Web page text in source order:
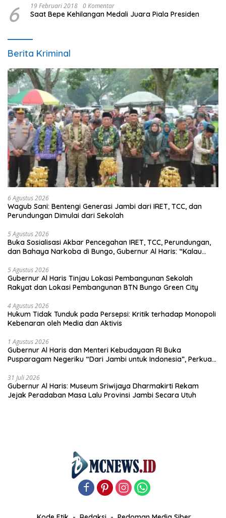
6 19 Februari 2018 0 Komentar
Saat Bepe Kehilangan Medali Juara Piala Presiden
Berita Kriminal
6 Agustus 2026
Wagub Sani: Bentengi Generasi Jambi dari IRET, TCC, dan
Perundungan Dimulai dari Sekolah
5 Agustus 2026
Buka Sosialisasi Akbar Pencegahan IRET, TCC, Perundungan,
dan Bahaya Narkoba di Bungo, Gubernur Al Haris: “Kalau
tangan”
5 Agustus 2026
Gubernur Al Haris Tinjau Lokasi Pembangunan Sekolah
Rakyat dan Lokasi Pembangunan BTN Bungo Green City
4 Agustus 2026
Hukum Tidak Tunduk pada Persepsi: Kritik terhadap Monopoli
Kebenaran oleh Media dan Aktivis
1 Agustus 2026
Gubernur Al Haris dan Menteri Kebudayaan RI Buka
Pusparagam Negeriku “Dari Jambi untuk Indonesia”, Perkuat
31 Juli 2026
Gubernur Al Haris: Museum Sriwijaya Dharmakirti Rekam
Jejak Peradaban Masa Lalu Provinsi Jambi Secara Utuh